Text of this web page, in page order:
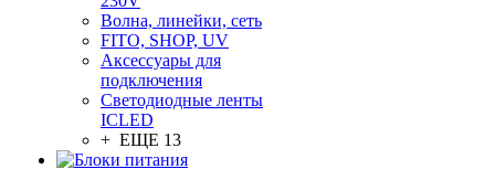
Волна, линейки, сеть
FITO, SHOP, UV
Аксессуары для
подключения
Светодиодные ленты
ICLED
+ ЕЩЕ 13